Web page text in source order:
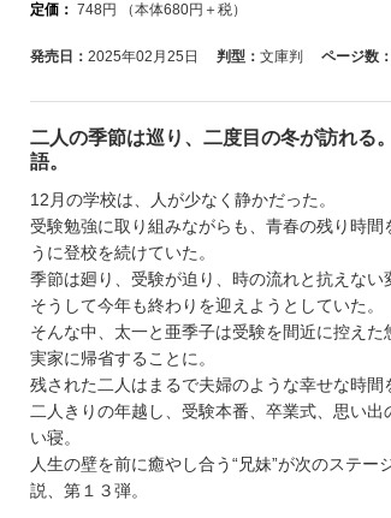
定価： 748円 （本体680円＋税）
発売日： 2025年02月25日 判型： 文庫判 ページ数：
二人の季節は巡り、二度目の冬が訪れる
語。
12月の学校は、人が少なく静かだった。
受験勉強に取り組みながらも、青春の残り時間
うに登校を続けていた。
季節は廻り、受験が迫り、時の流れと抗えない
そうして今年も終わりを迎えようとしていた。
そんな中、太一と亜季子は受験を間近に控え
実家に帰省することに。
残された二人はまるで夫婦のような幸せな時
二人きりの年越し、受験本番、卒業式、思い
い寝。
人生の壁を前に癒やし合う“兄妹”が次のステ
説、第１３弾。